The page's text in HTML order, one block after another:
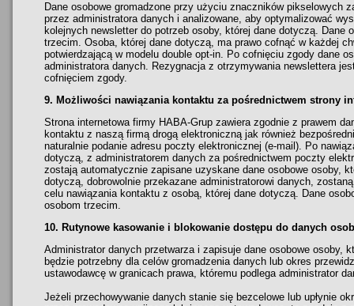
Dane osobowe gromadzone przy użyciu znaczników pikselowych
przez administratora danych i analizowane, aby optymalizować
kolejnych newsletter do potrzeb osoby, której dane dotyczą. Dane
trzecim. Osoba, której dane dotyczą, ma prawo cofnąć w każdej
potwierdzającą w modelu double opt-in. Po cofnięciu zgody dane
administratora danych. Rezygnacja z otrzymywania newslettera
cofnięciem zgody.
9. Możliwości nawiązania kontaktu za pośrednictwem strony
Strona internetowa firmy HABA-Grup zawiera zgodnie z prawem
kontaktu z naszą firmą drogą elektroniczną jak również
naturalnie podanie adresu poczty elektronicznej (e-mail). Po
dotyczą, z administratorem danych za pośrednictwem poczty
zostają automatycznie zapisane uzyskane dane osobowe osoby,
dotyczą, dobrowolnie przekazane administratorowi danych,
celu nawiązania kontaktu z osobą, której dane dotyczą. Dane
osobom trzecim.
10. Rutynowe kasowanie i blokowanie dostępu do danych
Administrator danych przetwarza i zapisuje dane osobowe osoby,
będzie potrzebny dla celów gromadzenia danych lub okres
ustawodawcę w granicach prawa, któremu podlega administrator
Jeżeli przechowywanie danych stanie się bezcelowe lub upłynie